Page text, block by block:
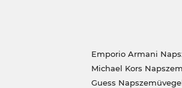
Emporio Armani
Michael Kors
Guess